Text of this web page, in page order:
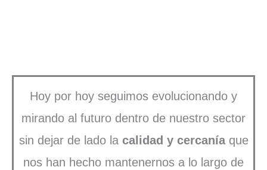
Hoy por hoy seguimos evolucionando y
mirando al futuro dentro de nuestro sector
sin dejar de lado la calidad y cercanía que
nos han hecho mantenernos a lo largo de